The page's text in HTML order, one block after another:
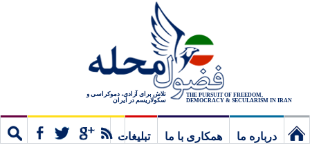
THE PURSUIT OF FREEDOM,
DEMOCRACY & SECULARISM IN IRAN
تلاش برای آزادی، دموکراسی و
سکولاریسم در ایران
درباره ما همکاری با ما
تبلیغات